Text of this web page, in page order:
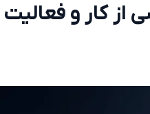
از کار و